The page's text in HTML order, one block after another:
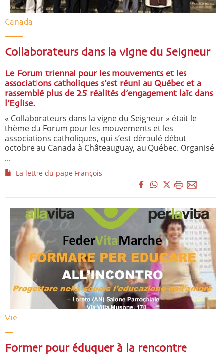
Canada
Collaborateurs dans la vigne du Seigneur
Le Forum triennal pour les mouvements et les
associations catholiques s’est réuni au Québec et a
rassemblé plus de 25 réalités d’engagement laïc dans
l’Eglise.
« Collaborateurs dans la vigne du Seigneur » était le
thème du Forum pour les mouvements et les
associations catholiques, qui s’est déroulé début
octobre au Canada à Châteauguay, au Québec. Organisé
...
La lettre du pape François
Vie
Former pour éduquer à la rencontre